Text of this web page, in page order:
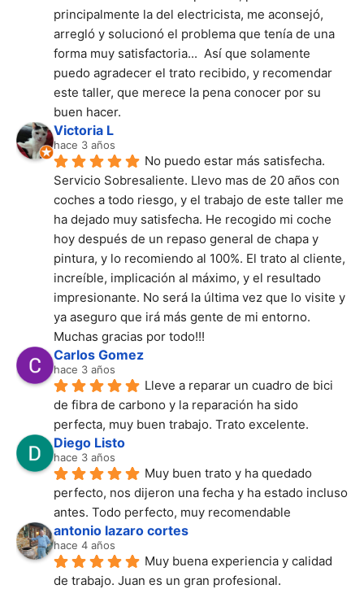
principalmente la del electricista, me aconsejó,
arregló y solucionó el problema que tenía de una
forma muy satisfactoria...  Así que solamente
puedo agradecer el trato recibido, y recomendar
este taller, que merece la pena conocer por su
buen hacer.
Victoria L
hace 3 años
No puedo estar más satisfecha.
Servicio Sobresaliente. Llevo mas de 20 años con
coches a todo riesgo, y el trabajo de este taller me
ha dejado muy satisfecha. He recogido mi coche
hoy después de un repaso general de chapa y
pintura, y lo recomiendo al 100%. El trato al cliente,
increíble, implicación al máximo, y el resultado
impresionante. No será la última vez que lo visite y
ya aseguro que irá más gente de mi entorno.
Muchas gracias por todo!!!
Carlos Gomez
hace 3 años
Lleve a reparar un cuadro de bici
de fibra de carbono y la reparación ha sido
perfecta, muy buen trabajo. Trato excelente.
Diego Listo
hace 3 años
Muy buen trato y ha quedado
perfecto, nos dijeron una fecha y ha estado incluso
antes. Todo perfecto, muy recomendable
antonio lazaro cortes
hace 4 años
Muy buena experiencia y calidad
de trabajo. Juan es un gran profesional.